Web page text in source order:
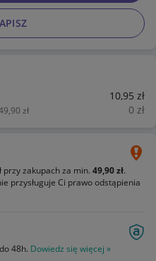
10,95 zł
zł 0 zł
przy zakupach za min. 49,90 zł.
przysługuje Ci prawo odstąpienia
48h. Dowiedz się więcej »